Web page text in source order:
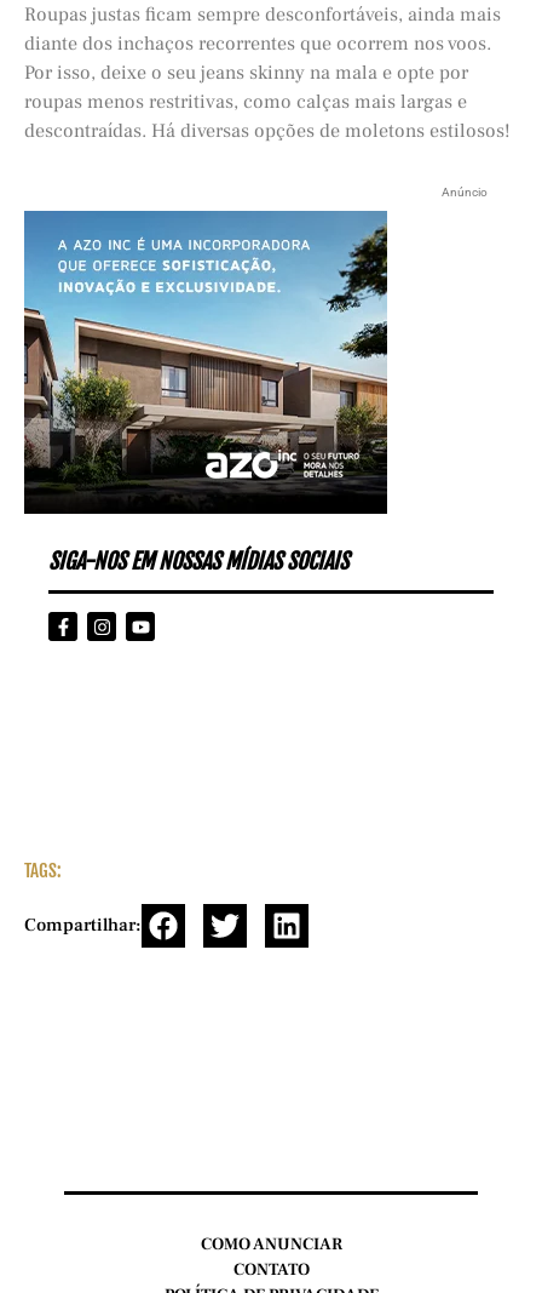
Roupas justas ficam sempre desconfortáveis, ainda mais
diante dos inchaços recorrentes que ocorrem nos voos.
Por isso, deixe o seu jeans skinny na mala e opte por
roupas menos restritivas, como calças mais largas e
descontraídas. Há diversas opções de moletons estilosos!
Anúncio
SIGA-NOS EM NOSSAS MÍDIAS SOCIAIS
TAGS:
Compartilhar:
COMO ANUNCIAR
CONTATO